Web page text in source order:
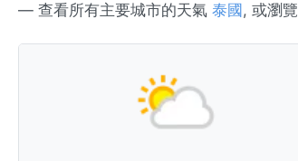
— 查看所有主要城市的天氣 泰國 , 或瀏覽